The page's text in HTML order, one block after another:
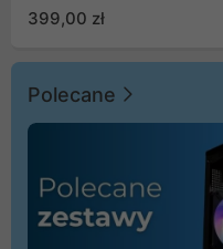
399,00 zł
Polecane